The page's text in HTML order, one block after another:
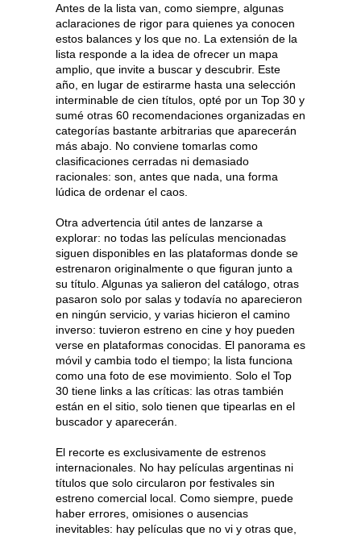
Antes de la lista van, como siempre, algunas
aclaraciones de rigor para quienes ya conocen
estos balances y los que no. La extensión de la
lista responde a la idea de ofrecer un mapa
amplio, que invite a buscar y descubrir. Este
año, en lugar de estirarme hasta una selección
interminable de cien títulos, opté por un Top 30 y
sumé otras 60 recomendaciones organizadas en
categorías bastante arbitrarias que aparecerán
más abajo. No conviene tomarlas como
clasificaciones cerradas ni demasiado
racionales: son, antes que nada, una forma
lúdica de ordenar el caos.
Otra advertencia útil antes de lanzarse a
explorar: no todas las películas mencionadas
siguen disponibles en las plataformas donde se
estrenaron originalmente o que figuran junto a
su título. Algunas ya salieron del catálogo, otras
pasaron solo por salas y todavía no aparecieron
en ningún servicio, y varias hicieron el camino
inverso: tuvieron estreno en cine y hoy pueden
verse en plataformas conocidas. El panorama es
móvil y cambia todo el tiempo; la lista funciona
como una foto de ese movimiento. Solo el Top
30 tiene links a las críticas: las otras también
están en el sitio, solo tienen que tipearlas en el
buscador y aparecerán.
El recorte es exclusivamente de estrenos
internacionales. No hay películas argentinas ni
títulos que solo circularon por festivales sin
estreno comercial local. Como siempre, puede
haber errores, omisiones o ausencias
inevitables: hay películas que no vi y otras que,